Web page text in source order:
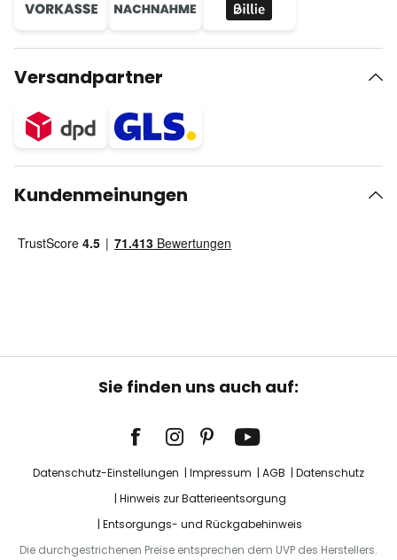
Versandpartner
Kundenmeinungen
Sie finden uns auch auf:
Datenschutz-Einstellungen Impressum AGB
Datenschutz
Hinweis zur Batterieentsorgung
Entsorgungs- und Rückgabehinweis
Die durchgestrichenen Preise entsprechen dem UVP des Herstellers.